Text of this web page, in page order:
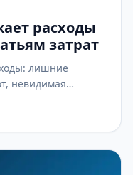
расходы
затрат
лишние
невидимая